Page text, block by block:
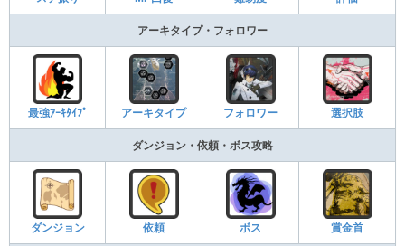
アーキタイプ・フォロワー
最強ｱｰｷﾀｲﾌﾟ アーキタイプ フォロワー 選択肢
ダンジョン・依頼・ボス攻略
ダンジョン 依頼 ボス 賞金首